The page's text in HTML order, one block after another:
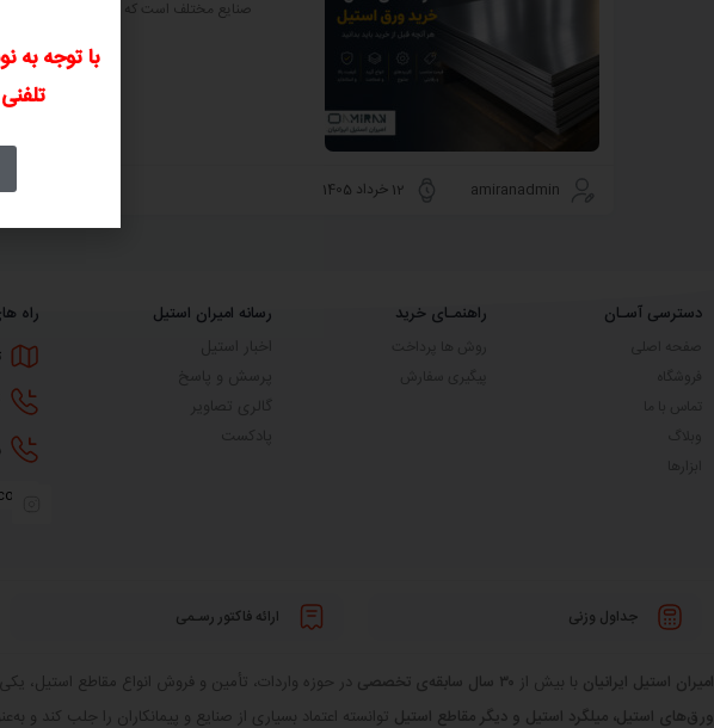
صنایع مختلف است که به دلیل مقاومت بالا
amiranadmin 12 خرداد 1405
دسترسی آسـان راهنمـای خرید
رسانه امیران استیل
راه
جداول وزنی ارائه فاکتور رسـمی
امیران استیل ایرانیان با بیش از ۳۰ سال سابقه‌ی تخصصی
در حوزه واردات، تأمین و فروش انواع مقاطع استیل،
ورق‌های استیل، میلگرد استیل و دیگر مقاطع استیل توانسته اعتماد بسیاری از صنایع و پیمانکاران را جلب کند
با توجه به